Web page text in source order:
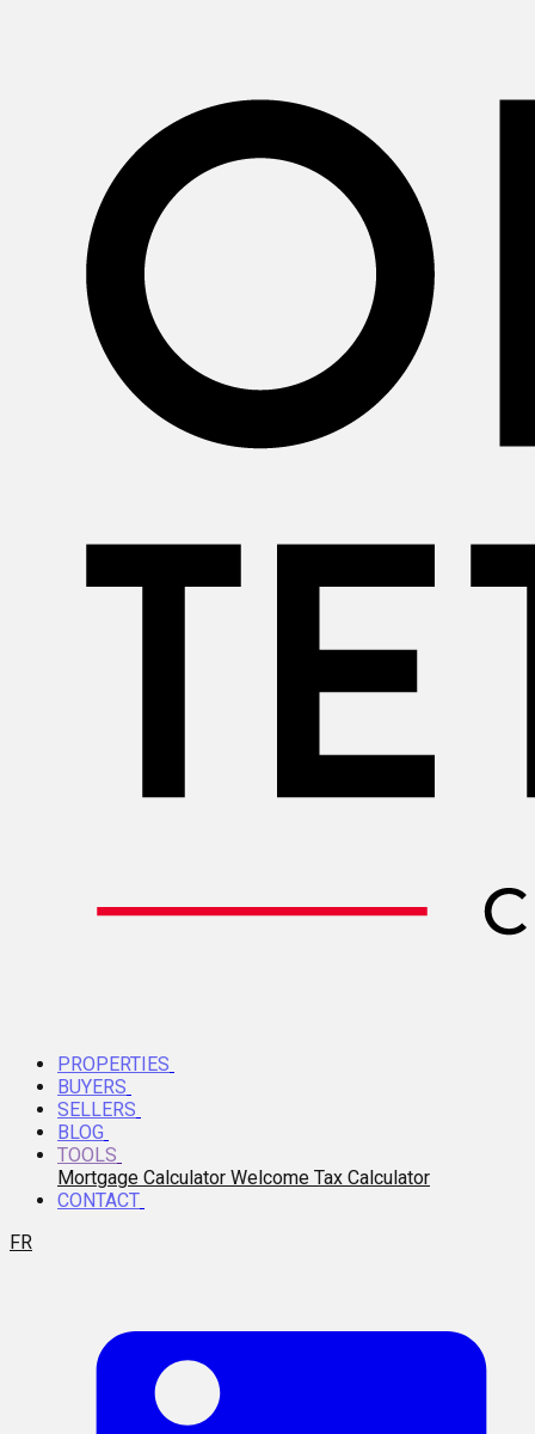
PROPERTIES
BUYERS
SELLERS
BLOG
TOOLS
Mortgage Calculator Welcome Tax Calculator
CONTACT
FR